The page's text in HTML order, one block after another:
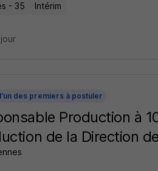
- 35 Intérim
des premiers à postuler
Production à
de la Direction